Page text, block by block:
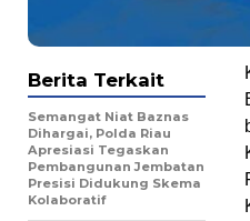
Berita Terkait
Semangat Niat Baznas
Dihargai, Polda Riau
Apresiasi Tegaskan
Pembangunan Jembatan
Presisi Didukung Skema
Kolaboratif